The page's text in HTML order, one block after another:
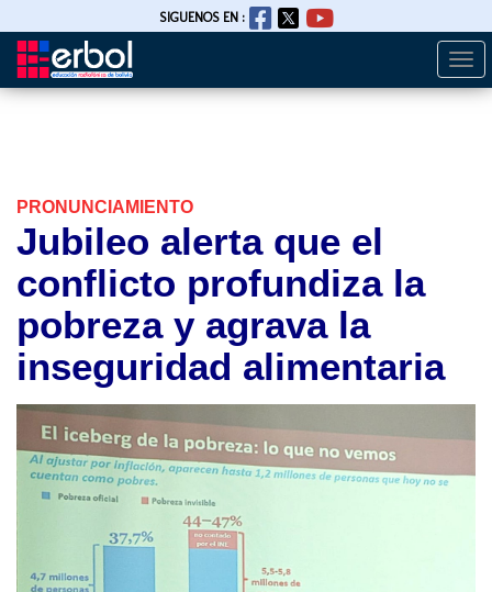
Pasar
SIGUENOS EN :
PRONUNCIAMIENTO
Jubileo alerta que el
conflicto profundiza la
pobreza y agrava la
inseguridad alimentaria